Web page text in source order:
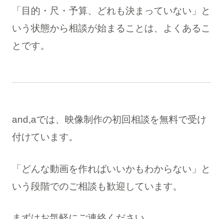
「目的・尺・予算、どれも決まっていない」と
いう状態から相談が始まることは、よくあるこ
とです。
and,aでは、映像制作の初回相談を無料で受け
付けています。
「どんな動画を作ればいいかもわからない」と
いう段階でのご相談も歓迎しています。